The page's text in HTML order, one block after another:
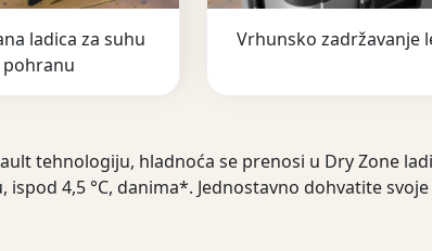
ladica za suhu
pohranu
Vrhunsko zadržavanje
tehnologiju, hladnoća se prenosi u Dry Zone
ispod 4,5 °C, danima*. Jednostavno dohvatite